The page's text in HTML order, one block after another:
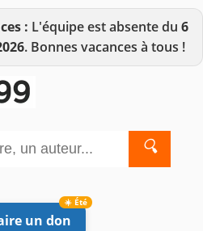
: L'équipe est absente du 6
. Bonnes vacances à tous !
🔍
un don